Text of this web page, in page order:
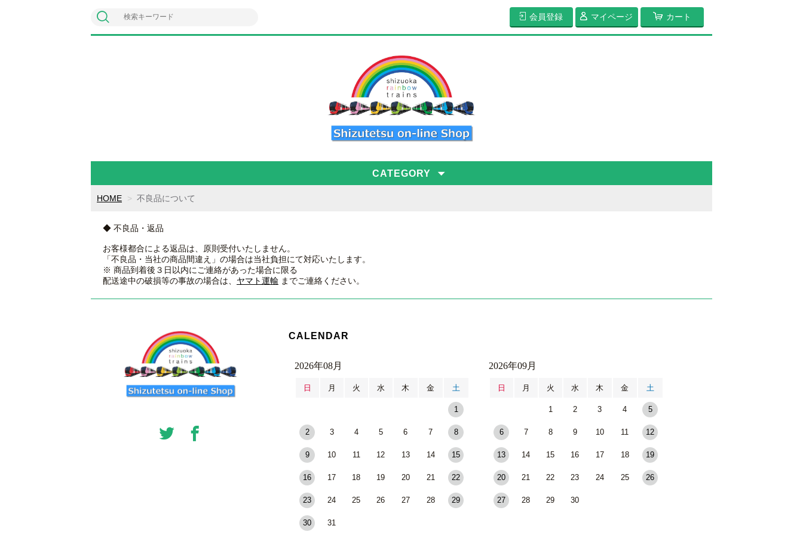
会員登録 マイページ カート
CATEGORY
HOME 不良品について
◆ 不良品・返品
お客様都合による返品は、原則受付いたしません。
「不良品・当社の商品間違え」の場合は当社負担にて対応いたします。
※ 商品到着後３日以内にご連絡があった場合に限る
配送途中の破損等の事故の場合は、 ヤマト運輸 までご連絡ください。
CALENDAR
2026年08月
日 月 火 水 木 金 土
1
2 3 4 5 6 7 8
9 10 11 12 13 14 15
16 17 18 19 20 21 22
23 24 25 26 27 28 29
30 31
2026年09月
日 月 火 水 木 金 土
1 2 3 4 5
6 7 8 9 10 11 12
13 14 15 16 17 18 19
20 21 22 23 24 25 26
27 28 29 30